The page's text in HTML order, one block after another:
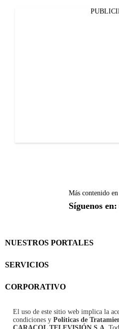
Más contenido en
Síguenos en:
NUESTROS PORTALES
SERVICIOS
CORPORATIVO
El uso de este sitio web implica la
condiciones y Políticas de